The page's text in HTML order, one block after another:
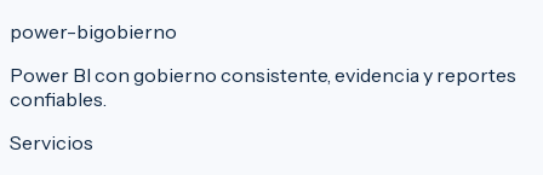
power-bigobierno
Power BI con gobierno consistente, evidencia y reportes
confiables.
Servicios